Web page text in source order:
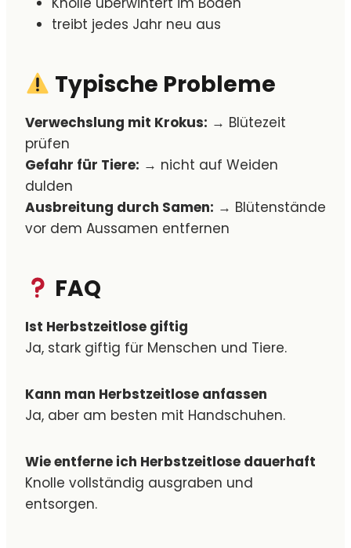
treibt jedes Jahr neu aus
Typische Probleme
Verwechslung mit Krokus: → Blütezeit
prüfen
Gefahr für Tiere: → nicht auf Weiden
dulden
Ausbreitung durch Samen: → Blütenstände
vor dem Aussamen entfernen
FAQ
Ist Herbstzeitlose giftig
Ja, stark giftig für Menschen und Tiere.
Kann man Herbstzeitlose anfassen
Ja, aber am besten mit Handschuhen.
Wie entferne ich Herbstzeitlose dauerhaft
Knolle vollständig ausgraben und
entsorgen.